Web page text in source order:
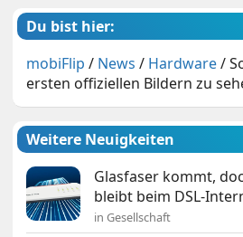
Du bist hier:
mobiFlip / News / Hardware/
ersten offiziellen Bildern zu
Weitere Neuigkeiten
Glasfaser kommt,
bleibt beim DSL-
in Gesellschaft